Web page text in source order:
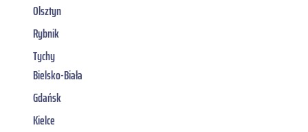
Olsztyn
Rybnik
Tychy
Bielsko-Biała
Gdańsk
Kielce